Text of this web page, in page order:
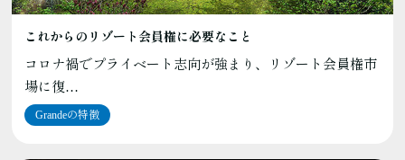
これからのリゾート会員権に必要なこと
コロナ禍でプライベート志向が強まり、リゾート会員権市
場に復…
Grandeの特徴